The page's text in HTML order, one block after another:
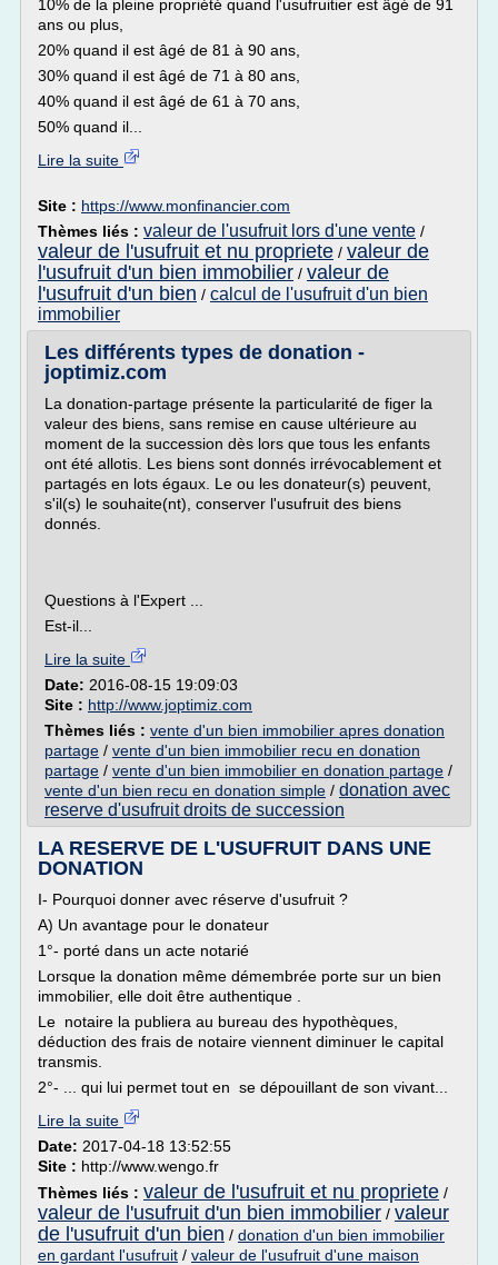
10% de la pleine propriété quand l'usufruitier est âgé de 91
ans ou plus,
20% quand il est âgé de 81 à 90 ans,
30% quand il est âgé de 71 à 80 ans,
40% quand il est âgé de 61 à 70 ans,
50% quand il...
Lire la suite
Site : https://www.monfinancier.com
Thèmes liés : valeur de l'usufruit lors d'une vente /
valeur de l'usufruit et nu propriete / valeur de
l'usufruit d'un bien immobilier / valeur de
l'usufruit d'un bien / calcul de l'usufruit d'un bien
immobilier
Les différents types de donation -
joptimiz.com
La donation-partage présente la particularité de figer la
valeur des biens, sans remise en cause ultérieure au
moment de la succession dès lors que tous les enfants
ont été allotis. Les biens sont donnés irrévocablement et
partagés en lots égaux. Le ou les donateur(s) peuvent,
s'il(s) le souhaite(nt), conserver l'usufruit des biens
donnés.
Questions à l'Expert ...
Est-il...
Lire la suite
Date: 2016-08-15 19:09:03
Site : http://www.joptimiz.com
Thèmes liés : vente d'un bien immobilier apres donation
partage / vente d'un bien immobilier recu en donation
partage / vente d'un bien immobilier en donation partage /
vente d'un bien recu en donation simple / donation avec
reserve d'usufruit droits de succession
LA RESERVE DE L'USUFRUIT DANS UNE
DONATION
I- Pourquoi donner avec réserve d'usufruit ?
A) Un avantage pour le donateur
1°- porté dans un acte notarié
Lorsque la donation même démembrée porte sur un bien
immobilier, elle doit être authentique .
Le notaire la publiera au bureau des hypothèques,
déduction des frais de notaire viennent diminuer le capital
transmis.
2°- ... qui lui permet tout en se dépouillant de son vivant...
Lire la suite
Date: 2017-04-18 13:52:55
Site : http://www.wengo.fr
Thèmes liés : valeur de l'usufruit et nu propriete /
valeur de l'usufruit d'un bien immobilier / valeur
de l'usufruit d'un bien / donation d'un bien immobilier
en gardant l'usufruit / valeur de l'usufruit d'une maison